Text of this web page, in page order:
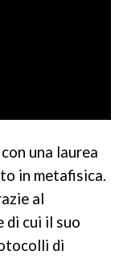
una laurea
in metafisica.
al
di cui il suo
di